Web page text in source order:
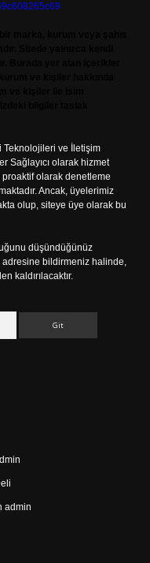
Teknolojileri ve İletişim
Sağlayıcı olarak hizmet
olarak denetleme
Ancak, üyelerimiz
olup, siteye üye olarak bu
düşündüğünüz
adresine bildirmeniz halinde,
kaldırılacaktır.
admin